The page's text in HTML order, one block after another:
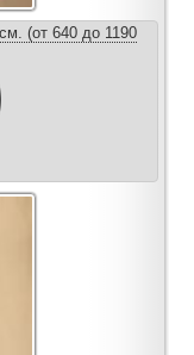
(от 640 до 1190